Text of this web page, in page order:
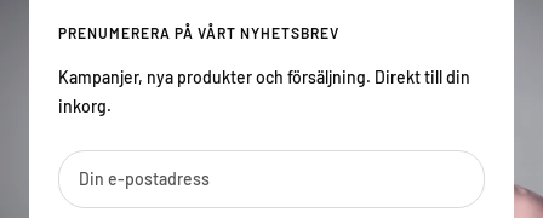
PRENUMERERA PÅ VÅRT NYHETSBREV
Kampanjer, nya produkter och försäljning. Direkt till din
inkorg.
Din e-postadress